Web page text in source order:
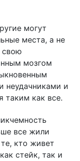
могут
места, а не
свою
мозгом
неудачниками и
таким как все.
все жили
кто живет
стейк, так и